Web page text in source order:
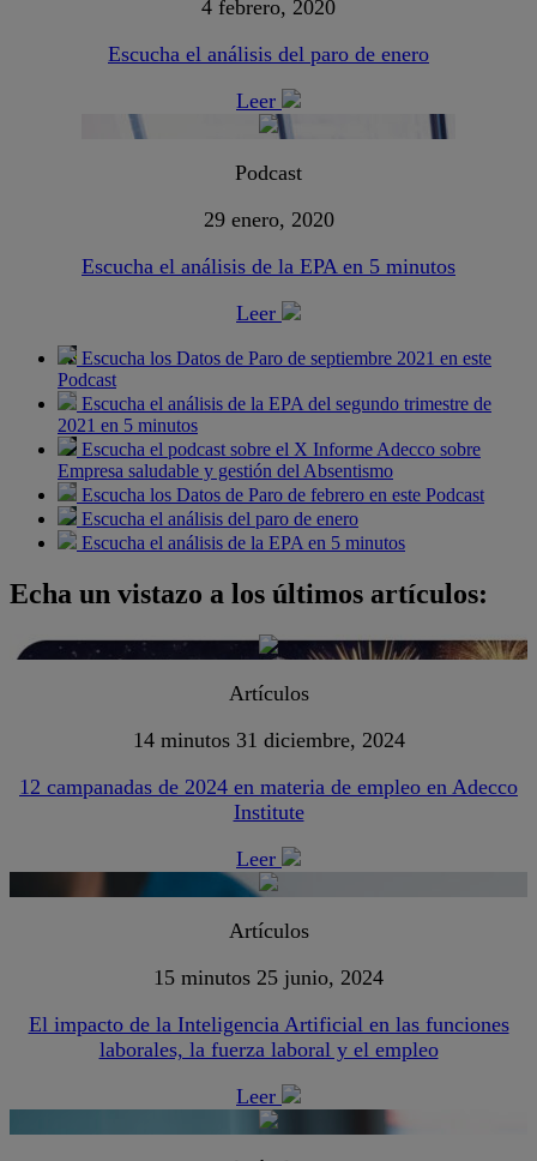
4 febrero, 2020
Escucha el análisis del paro de enero
Leer
Podcast
29 enero, 2020
Escucha el análisis de la EPA en 5 minutos
Leer
Escucha los Datos de Paro de septiembre 2021 en este
Podcast
Escucha el análisis de la EPA del segundo trimestre de
2021 en 5 minutos
Escucha el podcast sobre el X Informe Adecco sobre
Empresa saludable y gestión del Absentismo
Escucha los Datos de Paro de febrero en este Podcast
Escucha el análisis del paro de enero
Escucha el análisis de la EPA en 5 minutos
Echa un vistazo a los últimos artículos:
Artículos
14 minutos 31 diciembre, 2024
12 campanadas de 2024 en materia de empleo en Adecco
Institute
Leer
Artículos
15 minutos 25 junio, 2024
El impacto de la Inteligencia Artificial en las funciones
laborales, la fuerza laboral y el empleo
Leer